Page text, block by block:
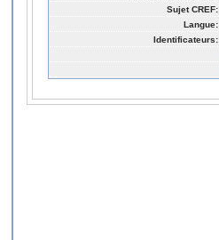
Sujet CREF:
Langue:
Identificateurs: